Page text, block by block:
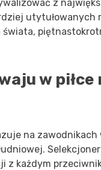
z
utytułowanych
w piłce
na
z każdym